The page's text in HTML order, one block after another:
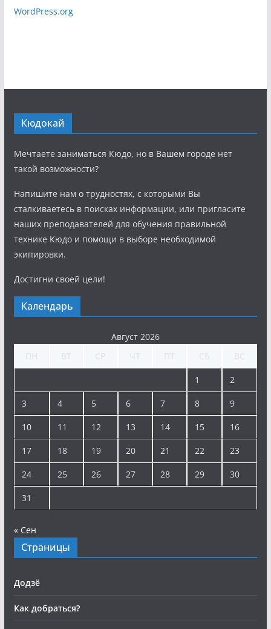
WordPress.org
Кюдокай
Мечтаете заниматься Кюдо, но в Вашем городе нет
такой возможности?
Напишите нам о трудностях, с которыми Вы
сталкиваетесь в поисках информации, или пригласите
наших преподавателей для обучения правильной
технике Кюдо и помощи в выборе необходимой
экипировки.
Достигни своей цели!
Календарь
Август 2026
1 2
3 4 5 6 7 8 9
10 11 12 13 14 15 16
17 18 19 20 21 22 23
24 25 26 27 28 29 30
31
« Сен
Страницы
Додзё
Как добраться?